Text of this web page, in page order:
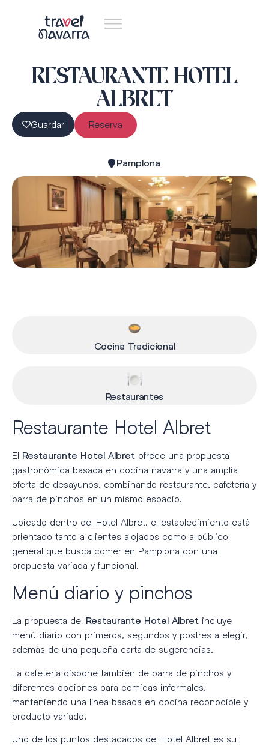
RESTAURANTE HOTEL
ALBRET
Guardar Reserva
Pamplona
Cocina Tradicional
Restaurantes
Restaurante Hotel Albret
El Restaurante Hotel Albret ofrece una propuesta
gastronómica basada en cocina navarra y una amplia
oferta de desayunos, combinando restaurante, cafetería y
barra de pinchos en un mismo espacio.
Ubicado dentro del Hotel Albret, el establecimiento está
orientado tanto a clientes alojados como a público
general que busca comer en Pamplona con una
propuesta variada y funcional.
Menú diario y pinchos
La propuesta del Restaurante Hotel Albret incluye
menú diario con primeros, segundos y postres a elegir,
además de una pequeña carta de sugerencias.
La cafetería dispone también de barra de pinchos y
diferentes opciones para comidas informales,
manteniendo una línea basada en cocina reconocible y
producto variado.
Uno de los puntos destacados del Hotel Albret es su